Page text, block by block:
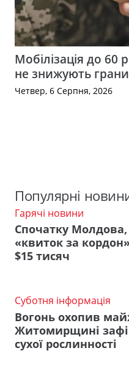
Мобілізація до 60
не знижують
Четвер, 6 Серпня, 2026
Популярні
Гарячі новини
Спочатку
«квиток за
$15 тисяч
Суботня інформація
Вогонь охопив
Житомирщині
сухої рослинності